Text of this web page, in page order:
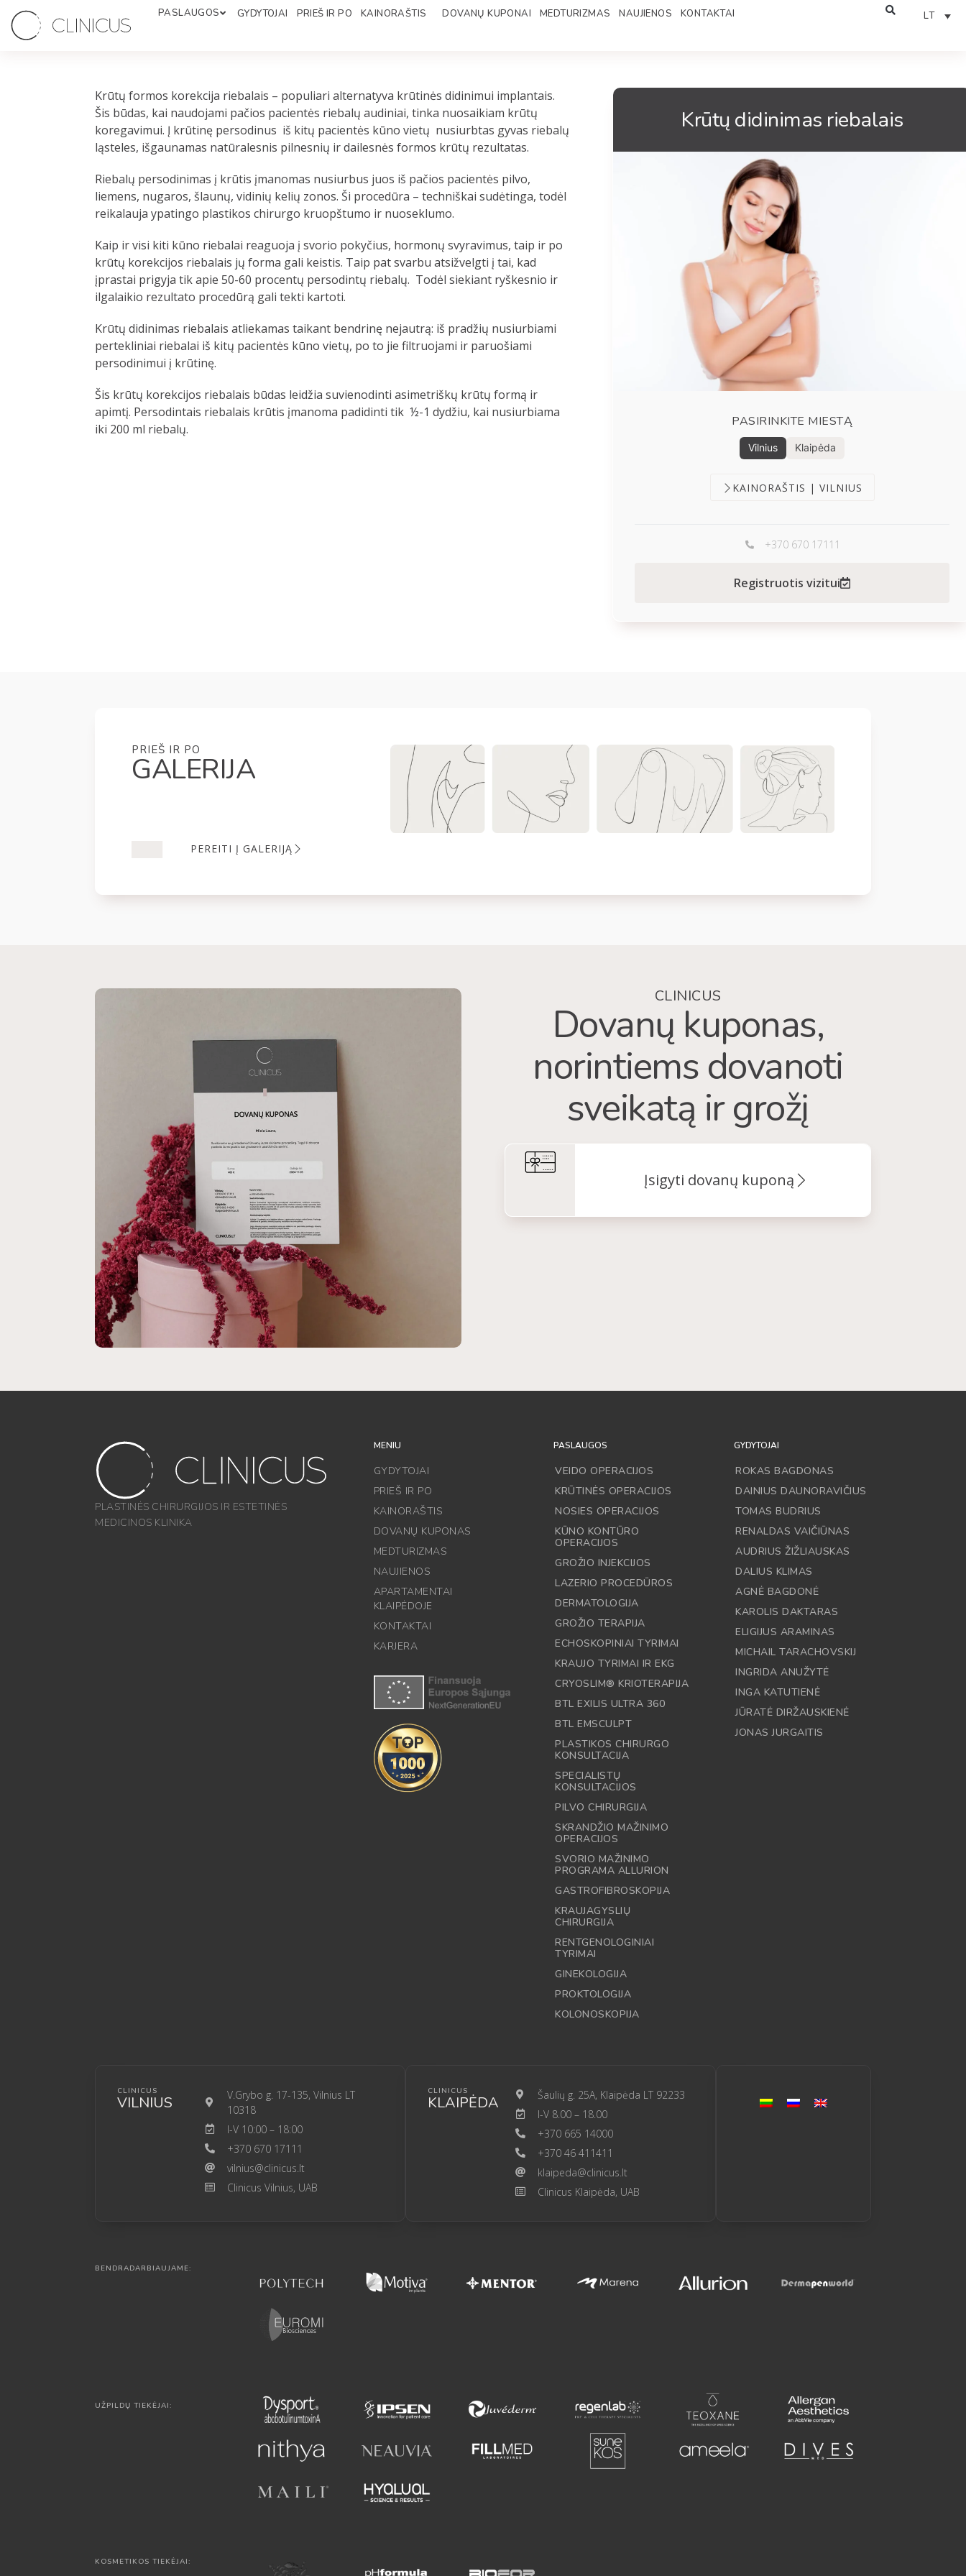
PASLAUGOS GYDYTOJAI PRIEŠ IR PO KAINORAŠTIS DOVANŲ KUPONAI MEDTURIZMAS NAUJIENOS KONTAKTAI LT
Krūtų formos korekcija riebalais – populiari alternatyva krūtinės didinimui implantais.
Šis būdas, kai naudojami pačios pacientės riebalų audiniai, tinka nuosaikiam krūtų
koregavimui. Į krūtinę persodinus iš kitų pacientės kūno vietų nusiurbtas gyvas riebalų
ląsteles, išgaunamas natūralesnis pilnesnių ir dailesnės formos krūtų rezultatas.
Riebalų persodinimas į krūtis įmanomas nusiurbus juos iš pačios pacientės pilvo,
liemens, nugaros, šlaunų, vidinių kelių zonos. Ši procedūra – techniškai sudėtinga, todėl
reikalauja ypatingo plastikos chirurgo kruopštumo ir nuoseklumo.
Kaip ir visi kiti kūno riebalai reaguoja į svorio pokyčius, hormonų svyravimus, taip ir po
krūtų korekcijos riebalais jų forma gali keistis. Taip pat svarbu atsižvelgti į tai, kad
įprastai prigyja tik apie 50-60 procentų persodintų riebalų. Todėl siekiant ryškesnio ir
ilgalaikio rezultato procedūrą gali tekti kartoti.
Krūtų didinimas riebalais atliekamas taikant bendrinę nejautrą: iš pradžių nusiurbiami
pertekliniai riebalai iš kitų pacientės kūno vietų, po to jie filtruojami ir paruošiami
persodinimui į krūtinę.
Šis krūtų korekcijos riebalais būdas leidžia suvienodinti asimetriškų krūtų formą ir
apimtį. Persodintais riebalais krūtis įmanoma padidinti tik ½-1 dydžiu, kai nusiurbiama
iki 200 ml riebalų.
Krūtų didinimas riebalais
PASIRINKITE MIESTĄ
Vilnius Klaipėda
KAINORAŠTIS | VILNIUS
+370 670 17111
Registruotis vizitui
PRIEŠ IR PO
GALERIJA
PEREITI Į GALERIJĄ
CLINICUS
Dovanų kuponas,
norintiems dovanoti
sveikatą ir grožį
Įsigyti dovanų kuponą
PLASTINĖS CHIRURGIJOS IR ESTETINĖS
MEDICINOS KLINIKA
MENIU
GYDYTOJAI
PRIEŠ IR PO
KAINORAŠTIS
DOVANŲ KUPONAS
MEDTURIZMAS
NAUJIENOS
APARTAMENTAI
KLAIPĖDOJE
KONTAKTAI
KARJERA
PASLAUGOS
VEIDO OPERACIJOS
KRŪTINĖS OPERACIJOS
NOSIES OPERACIJOS
KŪNO KONTŪRO
OPERACIJOS
GROŽIO INJEKCIJOS
LAZERIO PROCEDŪROS
DERMATOLOGIJA
GROŽIO TERAPIJA
ECHOSKOPINIAI TYRIMAI
KRAUJO TYRIMAI IR EKG
CRYOSLIM® KRIOTERAPIJA
BTL EXILIS ULTRA 360
BTL EMSCULPT
PLASTIKOS CHIRURGO
KONSULTACIJA
SPECIALISTŲ
KONSULTACIJOS
PILVO CHIRURGIJA
SKRANDŽIO MAŽINIMO
OPERACIJOS
SVORIO MAŽINIMO
PROGRAMA ALLURION
GASTROFIBROSKOPIJA
KRAUJAGYSLIŲ
CHIRURGIJA
RENTGENOLOGINIAI
TYRIMAI
GINEKOLOGIJA
PROKTOLOGIJA
KOLONOSKOPIJA
GYDYTOJAI
ROKAS BAGDONAS
DAINIUS DAUNORAVIČIUS
TOMAS BUDRIUS
RENALDAS VAIČIŪNAS
AUDRIUS ŽIŽLIAUSKAS
DALIUS KLIMAS
AGNĖ BAGDONĖ
KAROLIS DAKTARAS
ELIGIJUS ARAMINAS
MICHAIL TARACHOVSKIJ
INGRIDA ANUŽYTĖ
INGA KATUTIENĖ
JŪRATĖ DIRŽAUSKIENĖ
JONAS JURGAITIS
CLINICUS
VILNIUS
V.Grybo g. 17-135, Vilnius LT
10318
I-V 10:00 – 18:00
+370 670 17111
vilnius@clinicus.lt
Clinicus Vilnius, UAB
CLINICUS
KLAIPĖDA
Šaulių g. 25A, Klaipėda LT 92233
I-V 8.00 – 18.00
+370 665 14000
+370 46 411411
klaipeda@clinicus.lt
Clinicus Klaipėda, UAB
BENDRADARBIAUJAME:
UŽPILDŲ TIEKĖJAI:
KOSMETIKOS TIEKĖJAI: